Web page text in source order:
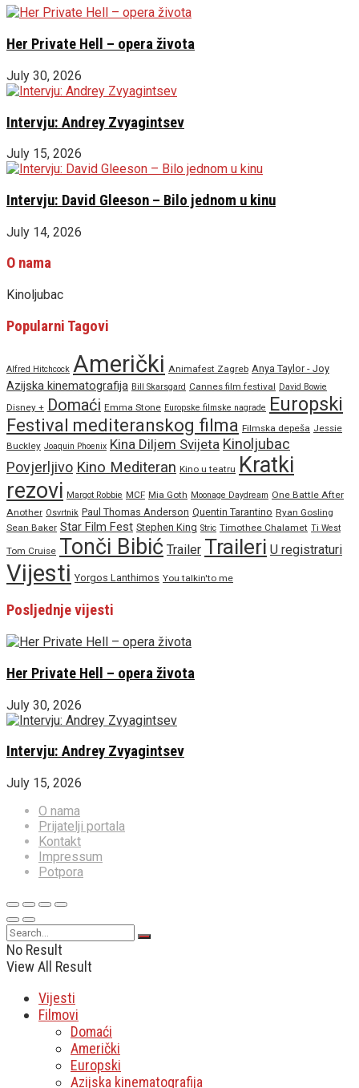
Her Private Hell – opera života
July 30, 2026
Intervju: Andrey Zvyagintsev
July 15, 2026
Intervju: David Gleeson – Bilo jednom u kinu
July 14, 2026
O nama
Kinoljubac
Popularni Tagovi
Alfred Hitchcock Američki Animafest Zagreb Anya Taylor - Joy
Azijska kinematografija Bill Skarsgard Cannes film festival David Bowie
Disney + Domaći Emma Stone Europske filmske nagrade Europski
Festival mediteranskog filma Filmska depeša Jessie
Buckley Joaquin Phoenix Kina Diljem Svijeta Kinoljubac
Povjerljivo Kino Mediteran Kino u teatru Kratki
rezovi Margot Robbie MCF Mia Goth Moonage Daydream One Battle After
Another Osvrtnik Paul Thomas Anderson Quentin Tarantino Ryan Gosling
Sean Baker Star Film Fest Stephen King Stric Timothee Chalamet Ti West
Tom Cruise Tonči Bibić Trailer Traileri U registraturi
Vijesti Yorgos Lanthimos You talkin'to me
Posljednje vijesti
Her Private Hell – opera života
July 30, 2026
Intervju: Andrey Zvyagintsev
July 15, 2026
O nama
Prijatelji portala
Kontakt
Impressum
Potpora
No Result
View All Result
Vijesti
Filmovi
Domaći
Američki
Europski
Azijska kinematografija